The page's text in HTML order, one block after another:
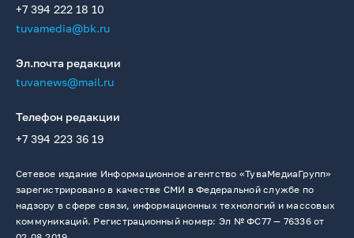
+7 394 222 18 10
tuvamedia@bk.ru
Эл.почта редакции
tuvanews@mail.ru
Телефон редакции
+7 394 223 36 19
Сетевое издание Информационное агентство «ТуваМедиаГрупп»
зарегистрировано в качестве СМИ в Федеральной службе по
надзору в сфере связи, информационных технологий и массовых
коммуникаций. Регистрационный номер: Эл № ФС77 — 76336 от